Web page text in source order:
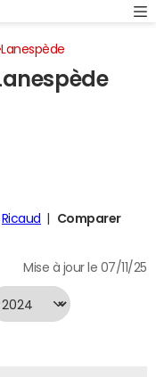
Lanespède
Ricaud
Comparer
Mise à jour le 07/11/25